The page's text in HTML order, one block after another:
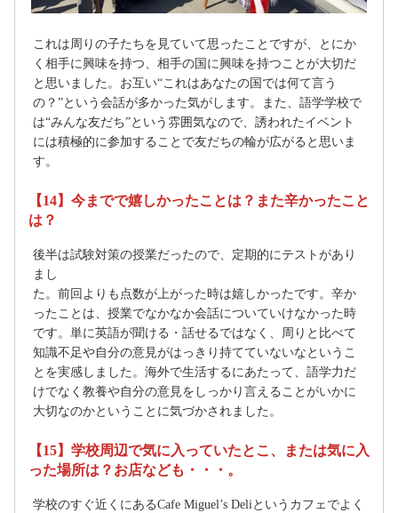
これは周りの子たちを見ていて思ったことですが、とにか
く相手に興味を持つ、相手の国に興味を持つことが大切だ
と思いました。お互い“これはあなたの国では何て言う
の？”という会話が多かった気がします。また、語学学校で
は“みんな友だち”という雰囲気なので、誘われたイベント
には積極的に参加することで友だちの輪が広がると思いま
す。
【14】今までで嬉しかったことは？また辛かったこと
は？
後半は試験対策の授業だったので、定期的にテストがあり
まし
た。前回よりも点数が上がった時は嬉しかったです。辛か
ったことは、授業でなかなか会話についていけなかった時
です。単に英語が聞ける・話せるではなく、周りと比べて
知識不足や自分の意見がはっきり持てていないなというこ
とを実感しました。海外で生活するにあたって、語学力だ
けでなく教養や自分の意見をしっかり言えることがいかに
大切なのかということに気づかされました。
【15】学校周辺で気に入っていたとこ、または気に入
った場所は？お店なども・・・。
学校のすぐ近くにあるCafe Miguel’s Deliというカフェでよく